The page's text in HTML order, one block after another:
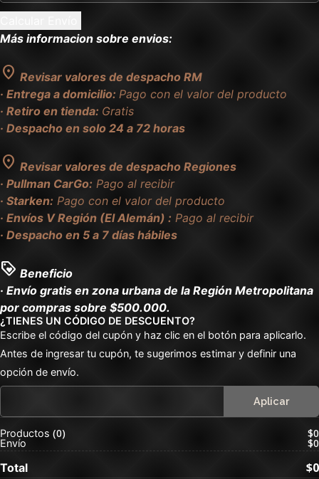
Más informacion sobre envios:
location_on Revisar valores de despacho RM
· Entrega a domicilio: Pago con el valor del producto
· Retiro en tienda: Gratis
· Despacho en solo 24 a 72 horas
location_on Revisar valores de despacho Regiones
· Pullman CarGo: Pago al recibir
· Starken: Pago con el valor del producto
· Envíos V Región (El Alemán) : Pago al recibir
· Despacho en 5 a 7 días hábiles
loyalty Beneficio
· Envío gratis en zona urbana de la Región Metropolitana
por compras sobre $500.000.
¿TIENES UN CÓDIGO DE DESCUENTO?
Escribe el código del cupón y haz clic en el botón para aplicarlo.
Antes de ingresar tu cupón, te sugerimos estimar y definir una
opción de envío.
Productos 0 $0
Envío $0
Total $0